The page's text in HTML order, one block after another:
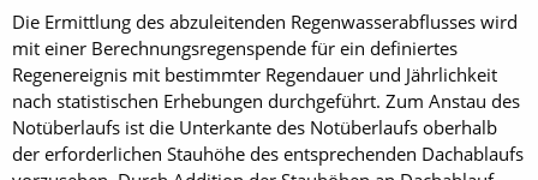
Die Ermittlung des abzuleitenden Regenwasserabflusses wird
mit einer Berechnungsregenspende für ein definiertes
Regenereignis mit bestimmter Regendauer und Jährlichkeit
nach statistischen Erhebungen durchgeführt. Zum Anstau des
Notüberlaufs ist die Unterkante des Notüberlaufs oberhalb
der erforderlichen Stauhöhe des entsprechenden Dachablaufs